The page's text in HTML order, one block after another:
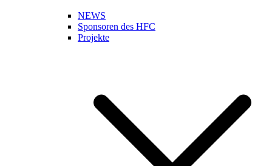
NEWS
Sponsoren des HFC
Projekte